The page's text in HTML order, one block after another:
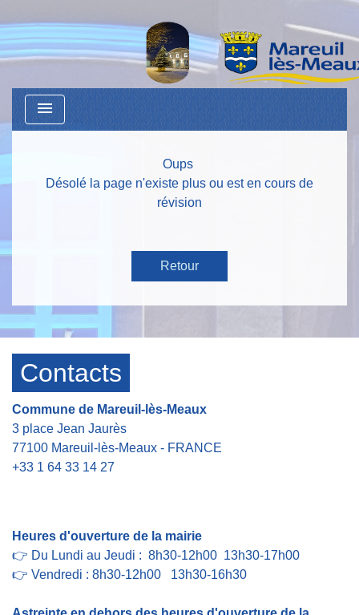
menu
Oups
Désolé la page n'existe plus ou est en cours de
révision
Retour
Contacts
Commune de Mareuil-lès-Meaux
3 place Jean Jaurès
77100 Mareuil-lès-Meaux - FRANCE
+33 1 64 33 14 27
Heures d'ouverture de la mairie
👉 Du Lundi au Jeudi : 8h30-12h00 13h30-17h00
👉 Vendredi : 8h30-12h00 13h30-16h30